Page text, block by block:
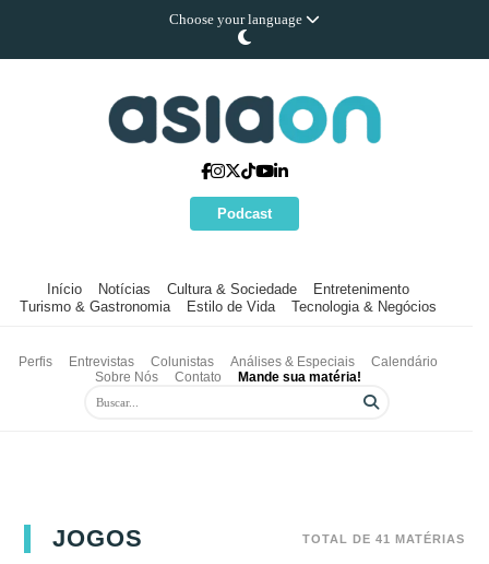
Choose your language
Podcast
Início Notícias Cultura & Sociedade
Entretenimento
Turismo & Gastronomia
Estilo de Vida Tecnologia & Negócios
Perfis Entrevistas Colunistas Análises & Especiais
Calendário
Sobre Nós
Contato Mande sua matéria!
JOGOS TOTAL DE 41 MATÉRIAS